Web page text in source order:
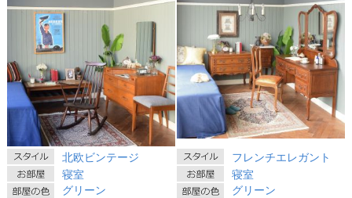
北欧ビンテージ
寝室
グリーン
フレンチエレガント
寝室
グリーン